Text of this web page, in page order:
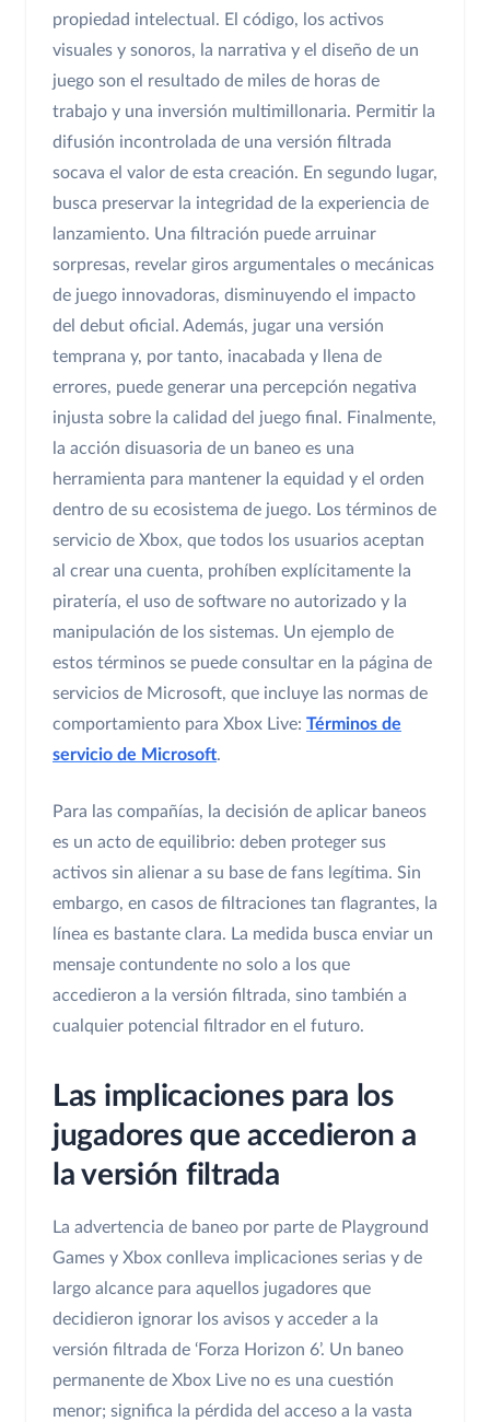
propiedad intelectual. El código, los activos
visuales y sonoros, la narrativa y el diseño de un
juego son el resultado de miles de horas de
trabajo y una inversión multimillonaria. Permitir la
difusión incontrolada de una versión filtrada
socava el valor de esta creación. En segundo lugar,
busca preservar la integridad de la experiencia de
lanzamiento. Una filtración puede arruinar
sorpresas, revelar giros argumentales o mecánicas
de juego innovadoras, disminuyendo el impacto
del debut oficial. Además, jugar una versión
temprana y, por tanto, inacabada y llena de
errores, puede generar una percepción negativa
injusta sobre la calidad del juego final. Finalmente,
la acción disuasoria de un baneo es una
herramienta para mantener la equidad y el orden
dentro de su ecosistema de juego. Los términos de
servicio de Xbox, que todos los usuarios aceptan
al crear una cuenta, prohíben explícitamente la
piratería, el uso de software no autorizado y la
manipulación de los sistemas. Un ejemplo de
estos términos se puede consultar en la página de
servicios de Microsoft, que incluye las normas de
comportamiento para Xbox Live: Términos de
servicio de Microsoft.
Para las compañías, la decisión de aplicar baneos
es un acto de equilibrio: deben proteger sus
activos sin alienar a su base de fans legítima. Sin
embargo, en casos de filtraciones tan flagrantes, la
línea es bastante clara. La medida busca enviar un
mensaje contundente no solo a los que
accedieron a la versión filtrada, sino también a
cualquier potencial filtrador en el futuro.
Las implicaciones para los
jugadores que accedieron a
la versión filtrada
La advertencia de baneo por parte de Playground
Games y Xbox conlleva implicaciones serias y de
largo alcance para aquellos jugadores que
decidieron ignorar los avisos y acceder a la
versión filtrada de ‘Forza Horizon 6’. Un baneo
permanente de Xbox Live no es una cuestión
menor; significa la pérdida del acceso a la vasta